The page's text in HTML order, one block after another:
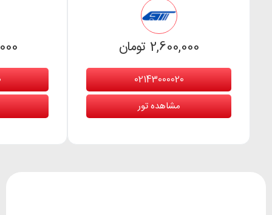
2,600,000 تومان
02143000020
مشاهده تور